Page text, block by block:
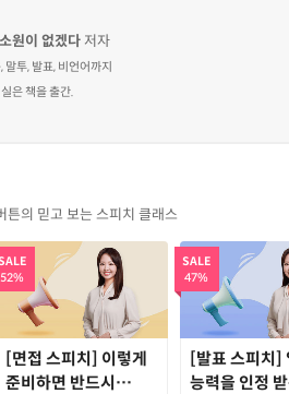
원이 없겠다 저자
투, 발표, 비언어까지
은 책을 출간.
튼의 믿고 보는 스피치 클래스
52%
[면접 스피치] 이렇게
준비하면 반드시
SALE
47%
[발표 스피치]
능력을 인정